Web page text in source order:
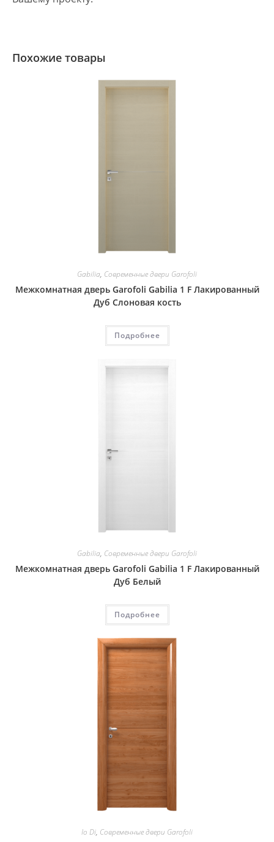
Похожие товары
Gabilia, Современные двери Garofoli
Межкомнатная дверь Garofoli Gabilia 1 F Лакированный
Дуб Слоновая кость
Подробнее
Gabilia, Современные двери Garofoli
Межкомнатная дверь Garofoli Gabilia 1 F Лакированный
Дуб Белый
Подробнее
Io Di, Современные двери Garofoli